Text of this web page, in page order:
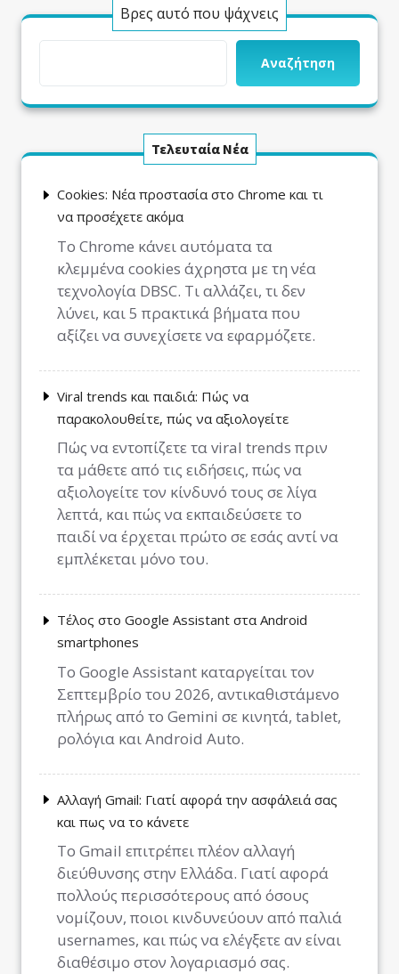
Βρες αυτό που ψάχνεις
Αναζήτηση
Τελευταία Νέα
Cookies: Νέα προστασία στο Chrome και τι
να προσέχετε ακόμα
Το Chrome κάνει αυτόματα τα
κλεμμένα cookies άχρηστα με τη νέα
τεχνολογία DBSC. Τι αλλάζει, τι δεν
λύνει, και 5 πρακτικά βήματα που
αξίζει να συνεχίσετε να εφαρμόζετε.
Viral trends και παιδιά: Πώς να
παρακολουθείτε, πώς να αξιολογείτε
Πώς να εντοπίζετε τα viral trends πριν
τα μάθετε από τις ειδήσεις, πώς να
αξιολογείτε τον κίνδυνό τους σε λίγα
λεπτά, και πώς να εκπαιδεύσετε το
παιδί να έρχεται πρώτο σε εσάς αντί να
εμπλέκεται μόνο του.
Τέλος στο Google Assistant στα Android
smartphones
Το Google Assistant καταργείται τον
Σεπτεμβρίο του 2026, αντικαθιστάμενο
πλήρως από το Gemini σε κινητά, tablet,
ρολόγια και Android Auto.
Αλλαγή Gmail: Γιατί αφορά την ασφάλειά σας
και πως να το κάνετε
Το Gmail επιτρέπει πλέον αλλαγή
διεύθυνσης στην Ελλάδα. Γιατί αφορά
πολλούς περισσότερους από όσους
νομίζουν, ποιοι κινδυνεύουν από παλιά
usernames, και πώς να ελέγξετε αν είναι
διαθέσιμο στον λογαριασμό σας.